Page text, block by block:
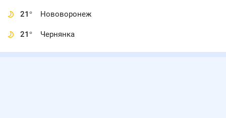
21° Нововоронеж
21° Чернянка